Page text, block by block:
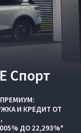
Спорт
И КРЕДИТ ОТ
ДО 22,293%*